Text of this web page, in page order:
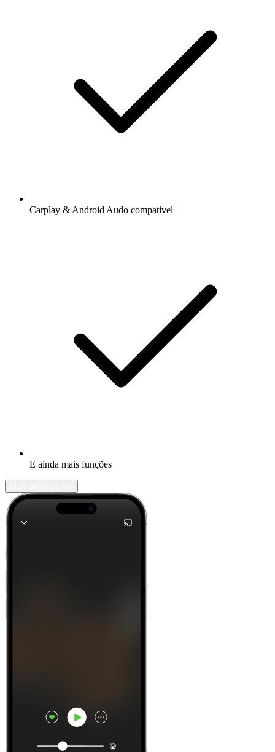
Carplay & Android Audo compatìvel
E ainda mais funções